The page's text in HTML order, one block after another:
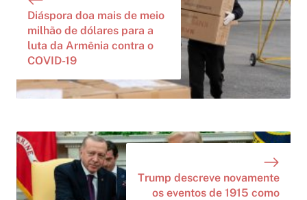
Diáspora doa mais de meio
milhão de dólares para a
luta da Armênia contra o
COVID-19
Trump descreve novamente
os eventos de 1915 como